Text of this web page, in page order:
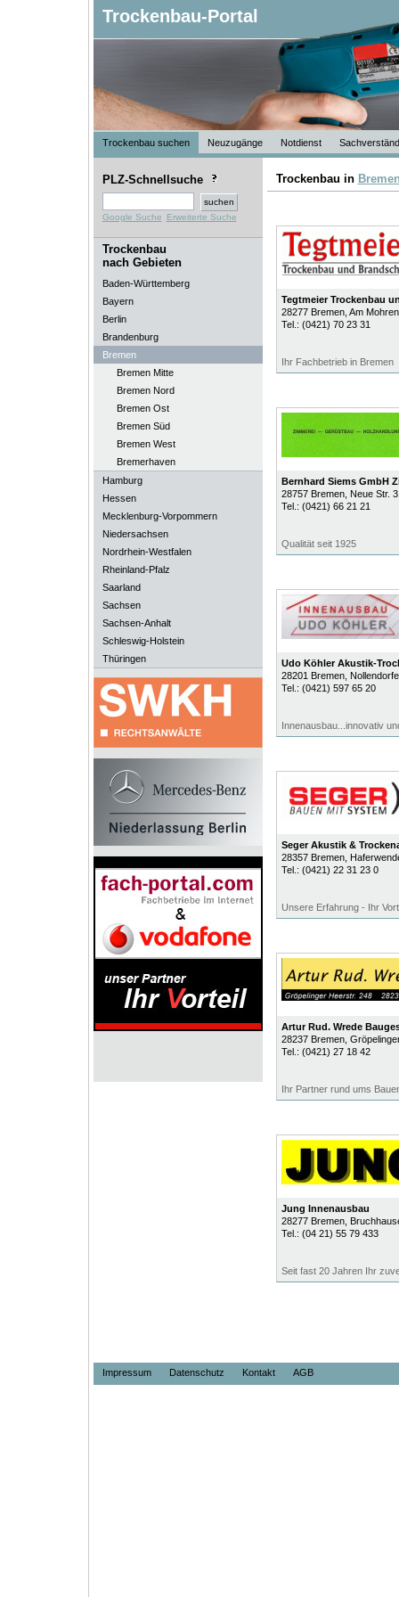
Trockenbau-Portal
Trockenbau suchen Neuzugänge Notdienst
PLZ-Schnellsuche
Google Suche Erweiterte Suche
Trockenbau
nach Gebieten
Baden-Württemberg
Bayern
Berlin
Brandenburg
Bremen
Bremen Mitte
Bremen Nord
Bremen Ost
Bremen Süd
Bremen West
Bremerhaven
Hamburg
Hessen
Mecklenburg-Vorpommern
Niedersachsen
Nordrhein-Westfalen
Rheinland-Pfalz
Saarland
Sachsen
Sachsen-Anhalt
Schleswig-Holstein
Thüringen
Trockenbau in
Tegtmeier Trockenbau
28277 Bremen, Am
Tel.: (0421) 70 23 31
Ihr Fachbetrieb in Bremen
Bernhard Siems GmbH
28757 Bremen, Neue Str.
Tel.: (0421) 66 21 21
Qualität seit 1925
Udo Köhler Akustik-
28201 Bremen,
Tel.: (0421) 597 65 20
Innenausbau...innovativ
Seger Akustik &
28357 Bremen,
Tel.: (0421) 22 31 23 0
Unsere Erfahrung - Ihr
Artur Rud. Wrede
28237 Bremen,
Tel.: (0421) 27 18 42
Ihr Partner rund ums
Jung Innenausbau
28277 Bremen,
Tel.: (04 21) 55 79 433
Seit fast 20 Jahren Ihr
Impressum Datenschutz Kontakt AGB